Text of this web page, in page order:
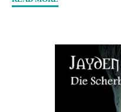
für
magisch